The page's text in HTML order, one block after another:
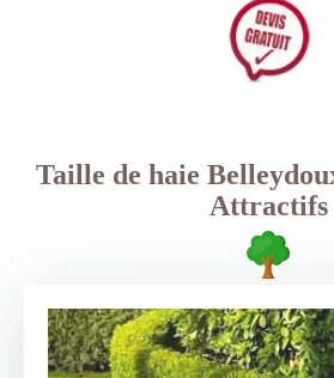
Taille de haie
Attractifs